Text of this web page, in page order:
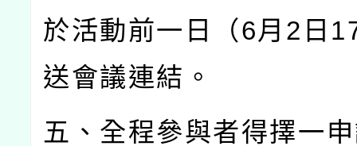
於活動前一日（6月 2 日
送會議連結。
五、全程參與者得擇一